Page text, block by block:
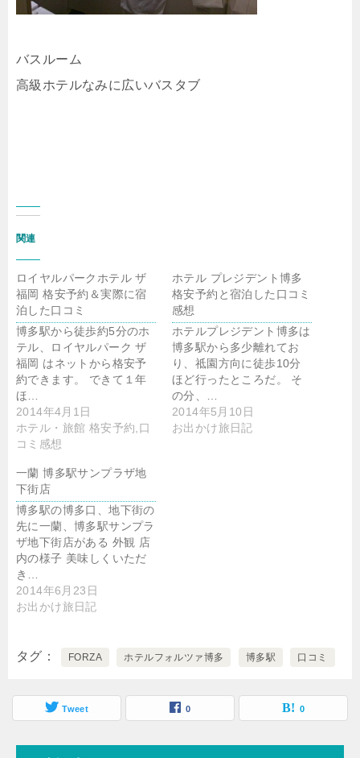
バスルーム
高級ホテルなみに広いバスタブ
関連
ロイヤルパークホテル ザ
福岡 格安予約＆実際に宿
泊した口コミ
博多駅から徒歩約5分のホ
テル、ロイヤルパーク ザ
福岡 はネットから格安予
約できます。 できて１年
ほ…
2014年4月1日
ホテル・旅館 格安予約,口
コミ感想
ホテル プレジデント博多
格安予約と宿泊した口コミ
感想
ホテルプレジデント博多は
博多駅から多少離れてお
り、祗園方向に徒歩10分
ほど行ったところだ。 そ
の分、…
2014年5月10日
お出かけ旅日記
一蘭 博多駅サンプラザ地
下街店
博多駅の博多口、地下街の
先に一蘭、博多駅サンプラ
ザ地下街店がある 外観 店
内の様子 美味しくいただ
き…
2014年6月23日
お出かけ旅日記
タグ FORZA ホテルフォルツァ博多 博多駅 口コミ
Tweet 0 0